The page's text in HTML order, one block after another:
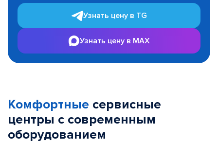
Узнать цену в TG
Узнать цену в MAX
Комфортные сервисные
центры с современным
оборудованием